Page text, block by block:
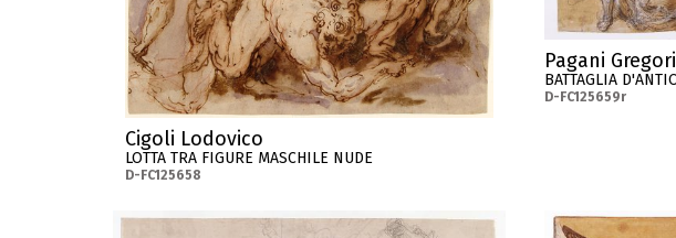
Cigoli Lodovico
LOTTA TRA FIGURE MASCHILE NUDE
D-FC125658
Pagani
BATTAGLIA
D-FC125659r